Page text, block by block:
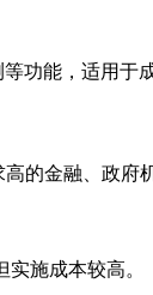
功能，适用于
的金融、政府
施成本较高。